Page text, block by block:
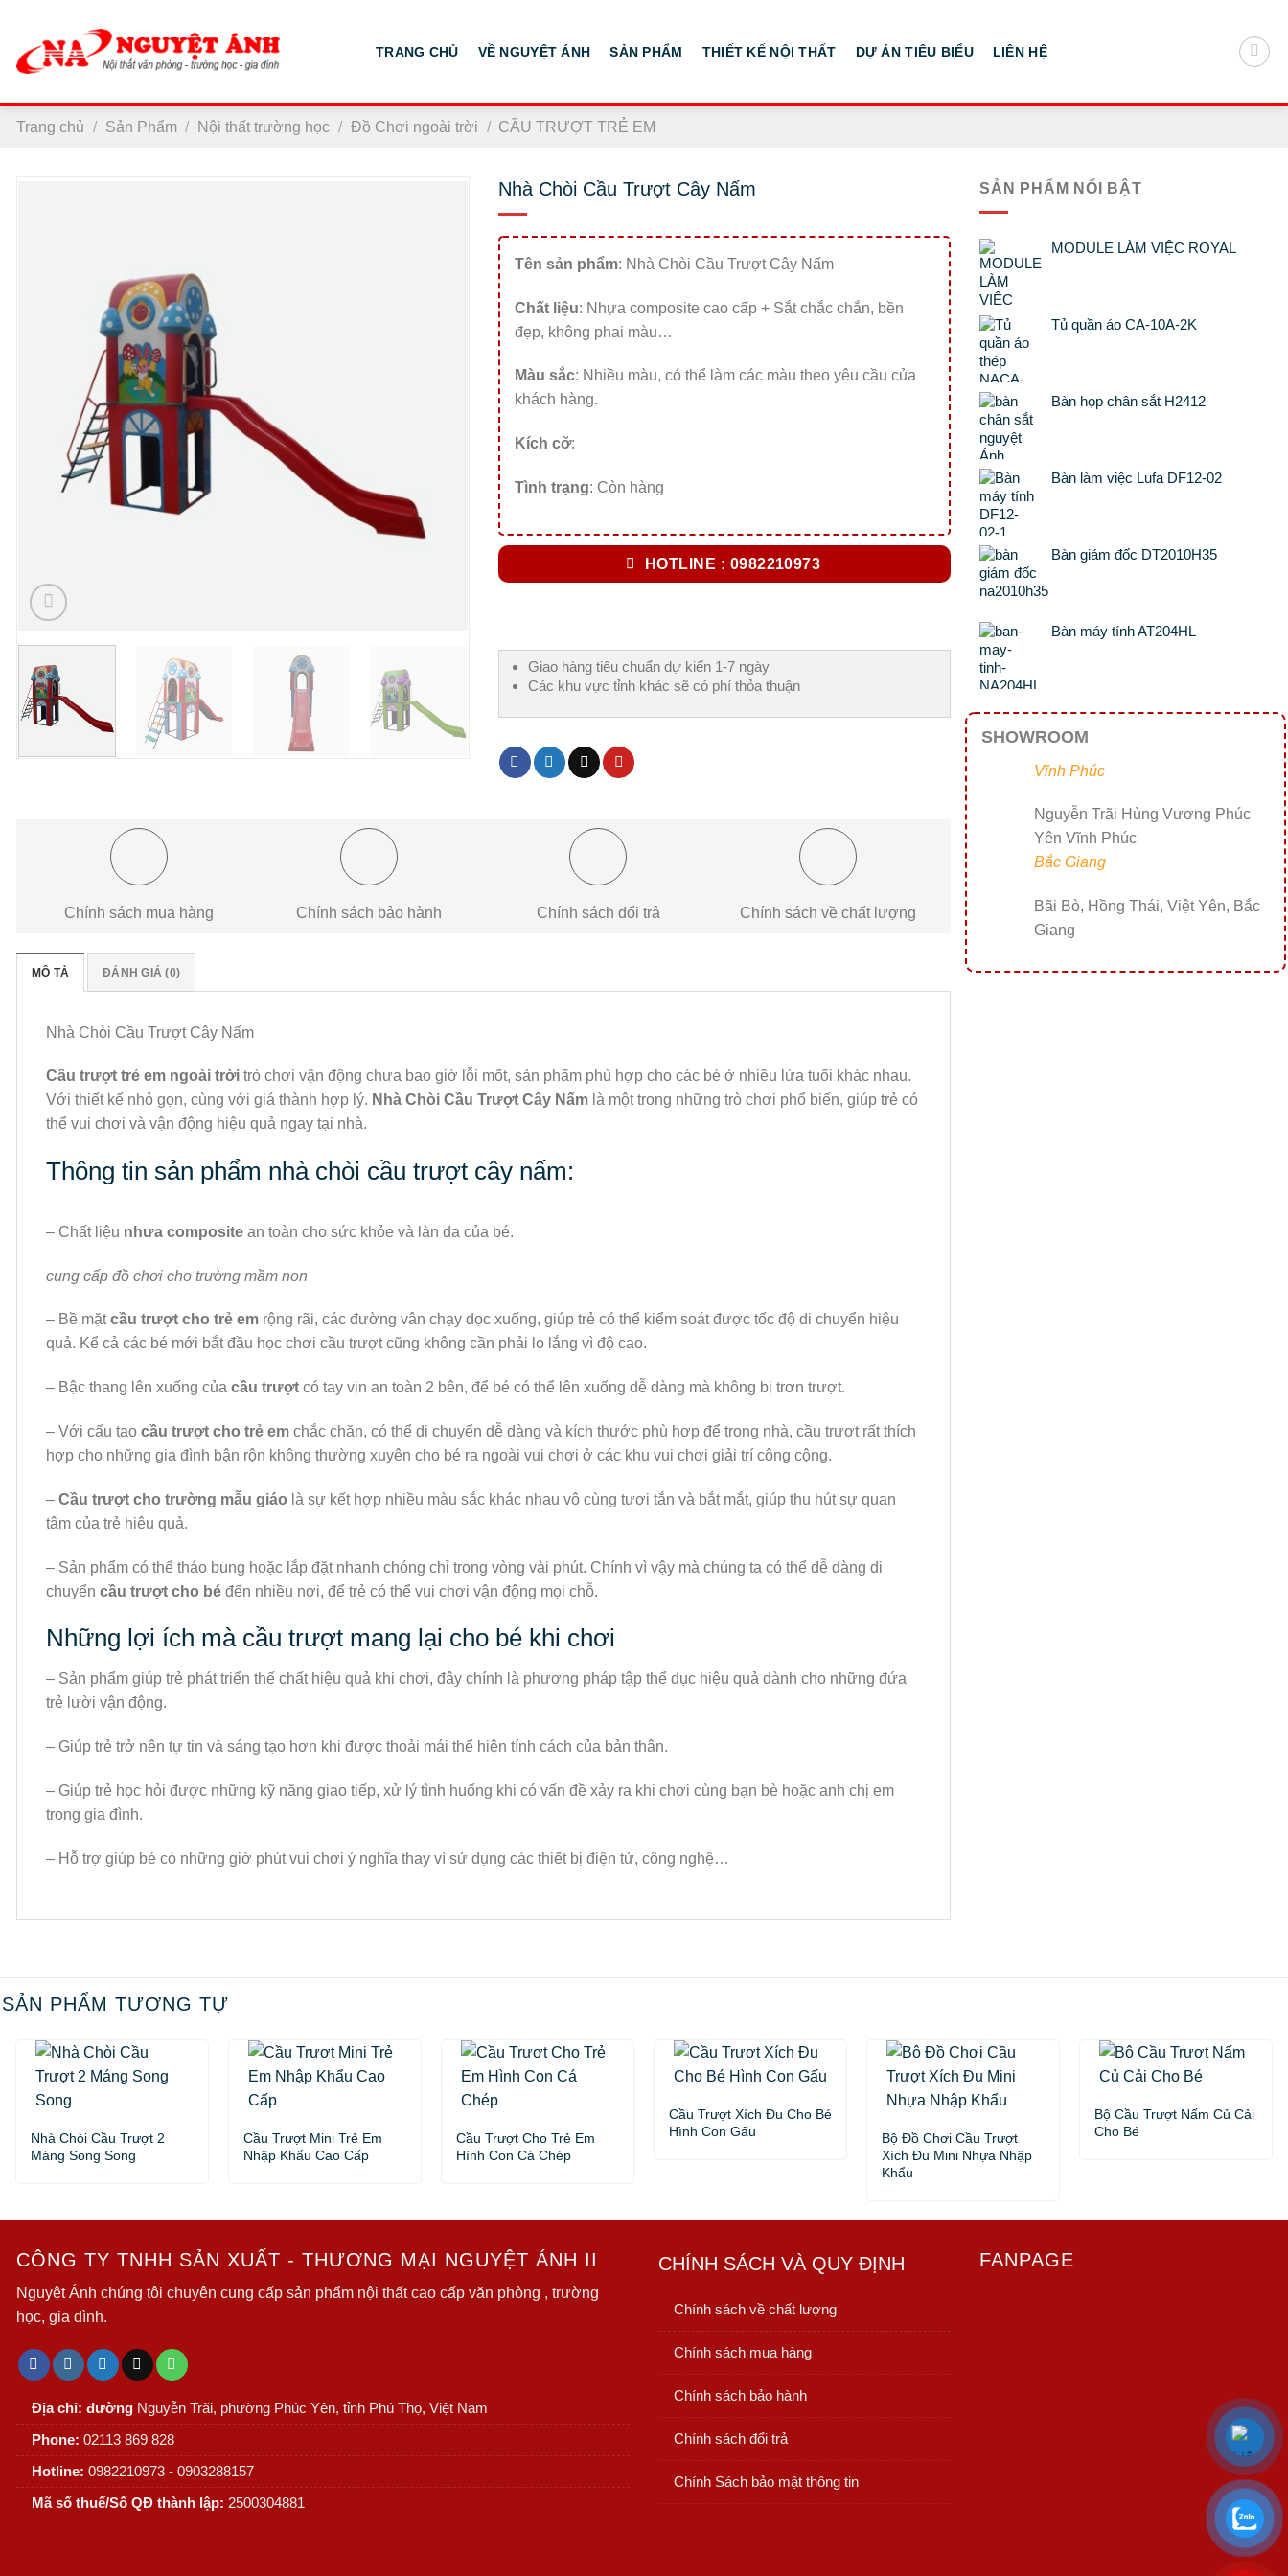
nội
TRANG CHỦ VỀ NGUYỆT ÁNH SẢN PHẨM THIẾT KẾ NỘI THẤT DỰ ÁN TIÊU BIỂU LIÊN HỆ
Trang chủ / Sản Phẩm / Nội thất trường học / Đồ Chơi ngoài trời / CẦU TRƯỢT TRẺ EM
Nhà Chòi Cầu Trượt Cây Nấm
Tên sản phẩm: Nhà Chòi Cầu Trượt Cây Nấm
Chất liệu: Nhựa composite cao cấp + Sắt chắc chắn, bền
đẹp, không phai màu…
Màu sắc: Nhiều màu, có thể làm các màu theo yêu cầu của
khách hàng.
Kích cỡ:
Tình trạng: Còn hàng
HOTLINE : 0982210973
Giao hàng tiêu chuẩn dự kiến 1-7 ngày
Các khu vực tỉnh khác sẽ có phí thỏa thuận
Chính sách mua hàng Chính sách bảo hành Chính sách đổi trả Chính sách về chất lượng
MÔ TẢ ĐÁNH GIÁ (0)
Nhà Chòi Cầu Trượt Cây Nấm
Cầu trượt trẻ em ngoài trời trò chơi vận động chưa bao giờ lỗi mốt, sản phẩm phù hợp cho các bé ở nhiều lứa tuổi khác nhau.
Với thiết kế nhỏ gọn, cùng với giá thành hợp lý. Nhà Chòi Cầu Trượt Cây Nấm là một trong những trò chơi phổ biến, giúp trẻ có
thể vui chơi và vận động hiệu quả ngay tại nhà.
Thông tin sản phẩm nhà chòi cầu trượt cây nấm:
– Chất liệu nhưa composite an toàn cho sức khỏe và làn da của bé.
cung cấp đồ chơi cho trường mầm non
– Bề mặtcầu trượt cho trẻ em rộng rãi, các đường vân chạy dọc xuống, giúp trẻ có thể kiểm soát được tốc độ di chuyển hiệu
quả. Kể cả các bé mới bắt đầu học chơi cầu trượt cũng không cần phải lo lắng vì độ cao.
– Bậc thang lên xuống của cầu trượt có tay vịn an toàn 2 bên, để bé có thể lên xuống dễ dàng mà không bị trơn trượt.
– Với cấu tạo cầu trượt cho trẻ em chắc chặn, có thể di chuyển dễ dàng và kích thước phù hợp để trong nhà, cầu trượt rất thích
hợp cho những gia đình bận rộn không thường xuyên cho bé ra ngoài vui chơi ở các khu vui chơi giải trí công cộng.
– Cầu trượt cho trường mẫu giáo là sự kết hợp nhiều màu sắc khác nhau vô cùng tươi tắn và bắt mắt, giúp thu hút sự quan
tâm của trẻ hiệu quả.
– Sản phẩm có thể tháo bung hoặc lắp đặt nhanh chóng chỉ trong vòng vài phút. Chính vì vậy mà chúng ta có thể dễ dàng di
chuyển cầu trượt cho bé đến nhiều nơi, để trẻ có thể vui chơi vận động mọi chỗ.
Những lợi ích mà cầu trượt mang lại cho bé khi chơi
– Sản phẩm giúp trẻ phát triển thế chất hiệu quả khi chơi, đây chính là phương pháp tập thể dục hiệu quả dành cho những đứa
trẻ lười vận động.
– Giúp trẻ trở nên tự tin và sáng tạo hơn khi được thoải mái thể hiện tính cách của bản thân.
– Giúp trẻ học hỏi được những kỹ năng giao tiếp, xử lý tình huống khi có vấn đề xảy ra khi chơi cùng bạn bè hoặc anh chị em
trong gia đình.
– Hỗ trợ giúp bé có những giờ phút vui chơi ý nghĩa thay vì sử dụng các thiết bị điện tử, công nghệ…
SẢN PHẨM NỔI BẬT
MODULE LÀM VIỆC ROYAL
Tủ quần áo CA-10A-2K
Bàn họp chân sắt H2412
Bàn làm việc Lufa DF12-02
Bàn giám đốc DT2010H35
Bàn máy tính AT204HL
SHOWROOM
Vĩnh Phúc
Nguyễn Trãi Hùng Vương Phúc
Yên Vĩnh Phúc
Bắc Giang
Bãi Bò, Hồng Thái, Việt Yên, Bắc
Giang
SẢN PHẨM TƯƠNG TỰ
Nhà Chòi Cầu Trượt 2
Máng Song Song
Cầu Trượt Mini Trẻ Em
Nhập Khẩu Cao Cấp
Cầu Trượt Cho Trẻ Em
Hình Con Cá Chép
Cầu Trượt Xích Đu Cho Bé
Hình Con Gấu
Bộ Đồ Chơi Cầu Trượt
Xích Đu Mini Nhựa Nhập
Khẩu
Bộ Cầu Trượt Nấm Củ Cải
Cho Bé
CÔNG TY TNHH SẢN XUẤT - THƯƠNG MẠI NGUYỆT ÁNH II
Nguyệt Ánh chúng tôi chuyên cung cấp sản phẩm nội thất cao cấp văn phòng , trường
học, gia đình.
Địa chỉ: đường Nguyễn Trãi, phường Phúc Yên, tỉnh Phú Thọ, Việt Nam
Phone: 02113 869 828
Hotline: 0982210973 - 0903288157
Mã số thuế/Số QĐ thành lập: 2500304881
CHÍNH SÁCH VÀ QUY ĐỊNH
Chính sách về chất lượng
Chính sách mua hàng
Chính sách bảo hành
Chính sách đổi trả
Chính Sách bảo mật thông tin
FANPAGE